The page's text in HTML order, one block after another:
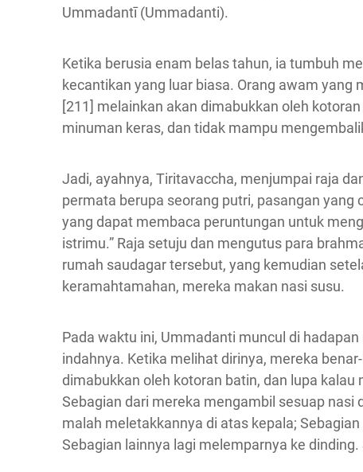
Ummadantī (Ummadanti).
Ketika berusia enam belas tahun, ia tumbuh
kecantikan yang luar biasa. Orang awam
[211] melainkan akan dimabukkan oleh
minuman keras, dan tidak mampu
Jadi, ayahnya, Tiritavaccha, menjumpai raja
permata berupa seorang putri, pasangan yang
yang dapat membaca peruntungan untuk
istrimu.” Raja setuju dan mengutus para
rumah saudagar tersebut, yang kemudian
keramahtamahan, mereka makan nasi susu.
Pada waktu ini, Ummadanti muncul di
indahnya. Ketika melihat dirinya, mereka
dimabukkan oleh kotoran batin, dan lupa
Sebagian dari mereka mengambil sesuap
malah meletakkannya di atas kepala;
Sebagian lainnya lagi melemparnya ke